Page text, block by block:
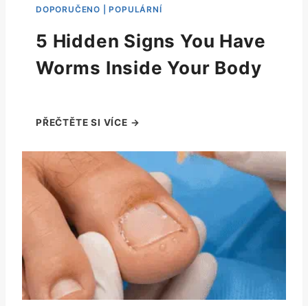
5 Hidden Signs You Have
Worms Inside Your Body